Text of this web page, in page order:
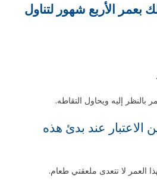
بعمر الأربع شهور لتناول
بالنظر إليه ويحاول التقاطه.
الاعتبار عند بدئ هذه
العمر لا تتعدى ملعقتي طعام.